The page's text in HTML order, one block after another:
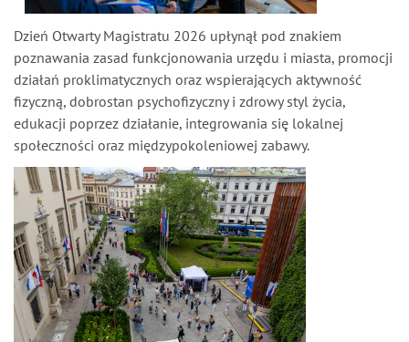
Dzień Otwarty Magistratu 2026 upłynął pod znakiem
poznawania zasad funkcjonowania urzędu i miasta, promocji
działań proklimatycznych oraz wspierających aktywność
fizyczną, dobrostan psychofizyczny i zdrowy styl życia,
edukacji poprzez działanie, integrowania się lokalnej
społeczności oraz międzypokoleniowej zabawy.